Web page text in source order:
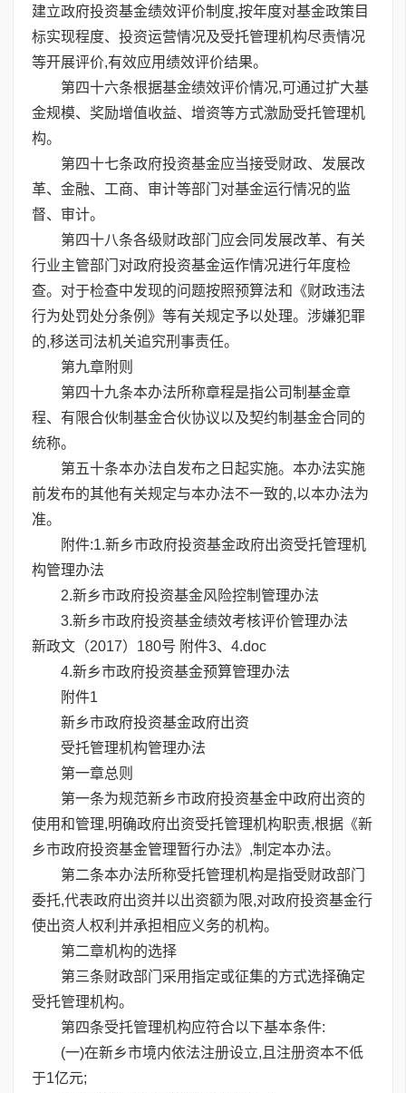
建立政府投资基金绩效评价制度,按年度对基金政策目
标实现程度、投资运营情况及受托管理机构尽责情况
等开展评价,有效应用绩效评价结果。
第四十六条根据基金绩效评价情况,可通过扩大基
金规模、奖励增值收益、增资等方式激励受托管理机
构。
第四十七条政府投资基金应当接受财政、发展改
革、金融、工商、审计等部门对基金运行情况的监
督、审计。
第四十八条各级财政部门应会同发展改革、有关
行业主管部门对政府投资基金运作情况进行年度检
查。对于检查中发现的问题按照预算法和《财政违法
行为处罚处分条例》等有关规定予以处理。涉嫌犯罪
的,移送司法机关追究刑事责任。
第九章附则
第四十九条本办法所称章程是指公司制基金章
程、有限合伙制基金合伙协议以及契约制基金合同的
统称。
第五十条本办法自发布之日起实施。本办法实施
前发布的其他有关规定与本办法不一致的,以本办法为
准。
附件:1.新乡市政府投资基金政府出资受托管理机
构管理办法
2.新乡市政府投资基金风险控制管理办法
3.新乡市政府投资基金绩效考核评价管理办法
新政文（2017）180号 附件3、4.doc
4.新乡市政府投资基金预算管理办法
附件1
新乡市政府投资基金政府出资
受托管理机构管理办法
第一章总则
第一条为规范新乡市政府投资基金中政府出资的
使用和管理,明确政府出资受托管理机构职责,根据《新
乡市政府投资基金管理暂行办法》,制定本办法。
第二条本办法所称受托管理机构是指受财政部门
委托,代表政府出资并以出资额为限,对政府投资基金行
使出资人权利并承担相应义务的机构。
第二章机构的选择
第三条财政部门采用指定或征集的方式选择确定
受托管理机构。
第四条受托管理机构应符合以下基本条件:
(一)在新乡市境内依法注册设立,且注册资本不低
于1亿元;